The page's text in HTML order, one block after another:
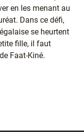
en les menant au
Dans ce défi,
se heurtent
fille, il faut
Faat-Kiné.